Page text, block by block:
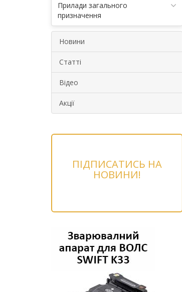
Прилади загального
призначення
Новини
Статті
Відео
Акції
ПІДПИСАТИСЬ НА
НОВИНИ!